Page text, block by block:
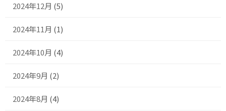
2024年12月 (5)
2024年11月 (1)
2024年10月 (4)
2024年9月 (2)
2024年8月 (4)